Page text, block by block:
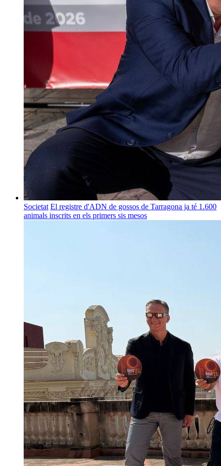
Societat El registre d'ADN de gossos de Tarragona ja té 1.600
animals inscrits en els primers sis mesos